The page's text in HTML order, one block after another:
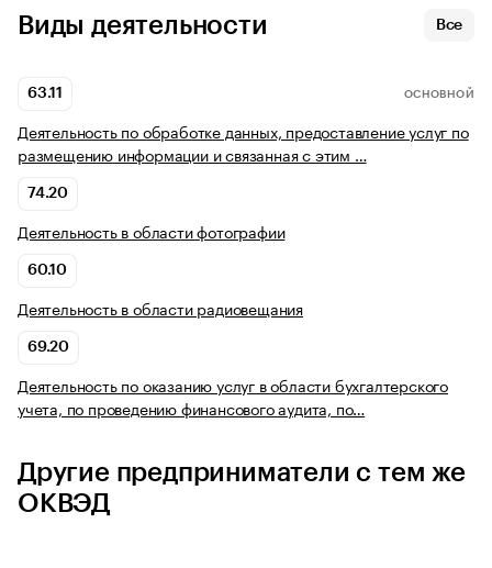
Виды деятельности Все
63.11 ОСНОВНОЙ
Деятельность по обработке данных, предоставление услуг по
размещению информации и связанная с этим …
74.20
Деятельность в области фотографии
60.10
Деятельность в области радиовещания
69.20
Деятельность по оказанию услуг в области бухгалтерского
учета, по проведению финансового аудита, по…
Другие предприниматели с тем же
ОКВЭД